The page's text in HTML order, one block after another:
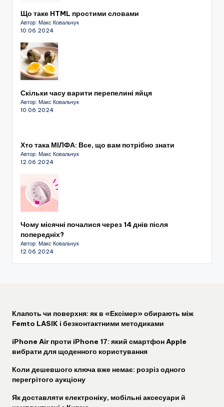
Що таке HTML простими словами
Автор: Макс Ковальчук
10.06.2024
Скільки часу варити перепелині яйця
Автор: Макс Ковальчук
10.06.2024
Хто така МІЛФА: Все, що вам потрібно знати
Автор: Макс Ковальчук
12.06.2024
Чому місячні почалися через 14 днів після
попередніх?
Автор: Макс Ковальчук
12.06.2024
Клапоть чи поверхня: як в «Ексімер» обирають між
Femto LASIK і безконтактними методиками
iPhone Air проти iPhone 17: який смартфон Apple
вибрати для щоденного користування
Коли дешевшого ключа вже немає: розріз одного
перегрітого аукціону
Як доставляти електроніку, мобільні аксесуари й